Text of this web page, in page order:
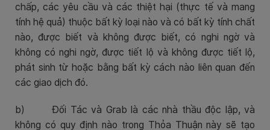
chấp, các yêu cầu và các thiệt hại (thực tế và mang
tính hệ quả) thuộc bất kỳ loại nào và có bất kỳ tính chất
nào, được biết và không được biết, có nghi ngờ và
không có nghi ngờ, được tiết lộ và không được tiết lộ,
phát sinh từ hoặc bằng bất kỳ cách nào liên quan đến
các giao dịch đó.
b)
Đối Tác và Grab là các nhà thầu độc lập, và
không có quy định nào trong Thỏa Thuận này sẽ tạo